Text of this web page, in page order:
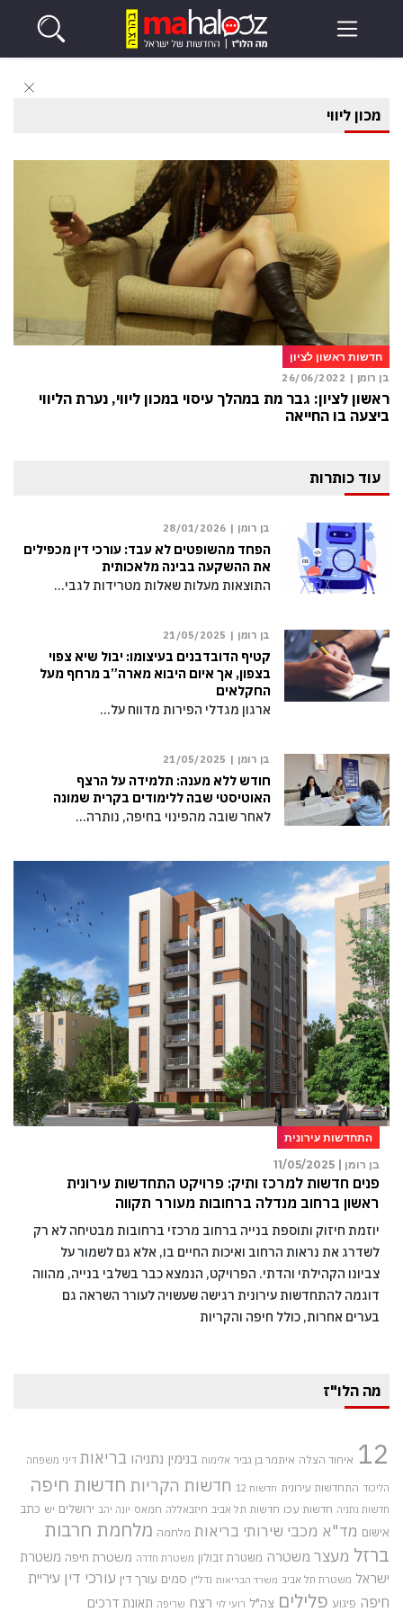
מכון ליווי
חדשות ראשון לציון
בן רומן | 26/06/2022
ראשון לציון: גבר מת במהלך עיסוי במכון ליווי, נערת הליווי
ביצעה בו החייאה
עוד כותרות
בן רומן | 28/01/2026
הפחד מהשופטים לא עבד: עורכי דין מכפילים
את ההשקעה בבינה מלאכותית
התוצאות מעלות שאלות מטרידות לגבי…
בן רומן | 21/05/2025
קטיף הדובדבנים בעיצומו: יבול שיא צפוי
בצפון, אך איום היבוא מארה”ב מרחף מעל
החקלאים
ארגון מגדלי הפירות מדווח על…
בן רומן | 21/05/2025
חודש ללא מענה: תלמידה על הרצף
האוטיסטי שבה ללימודים בקרית שמונה
לאחר שובה מהפינוי בחיפה, נותרה…
התחדשות עירונית
בן רומן |
11/05/2025
פנים חדשות למרכז ותיק: פרויקט התחדשות עירונית
ראשון ברחוב מנדלה ברחובות מעורר תקווה
יוזמת חיזוק ותוספת בנייה ברחוב מרכזי ברחובות מבטיחה לא רק
לשדרג את נראות הרחוב ואיכות החיים בו, אלא גם לשמור על
צביונו הקהילתי והדתי. הפרויקט, הנמצא כבר בשלבי בנייה, מהווה
דוגמה להתחדשות עירונית רגישה שעשויה לעורר השראה גם
בערים אחרות, כולל חיפה והקריות
מה הלו"ז
12 איחוד הצלה איתמר בן גביר אלימות בנימין נתניהו בריאות דיני משפחה
הליכוד התחדשות עירונית חדשות 12 חדשות הקריות חדשות חיפה
חדשות נתניה חדשות עכו חדשות תל אביב חיזבאללה חמאס יונה יהב ירושלים יש כתב
אישום מד"א מכבי שירותי בריאות מלחמה מלחמת חרבות
ברזל מעצר משטרה משטרת זבולון משטרת חדרה משטרת חיפה משטרת
ישראל משטרת תל אביב משרד הבריאות נדל"ן סמים עורך דין עורכי דין עיריית
חיפה פיגוע פלילים צה"ל רועי לוי רצח שריפה תאונת דרכים